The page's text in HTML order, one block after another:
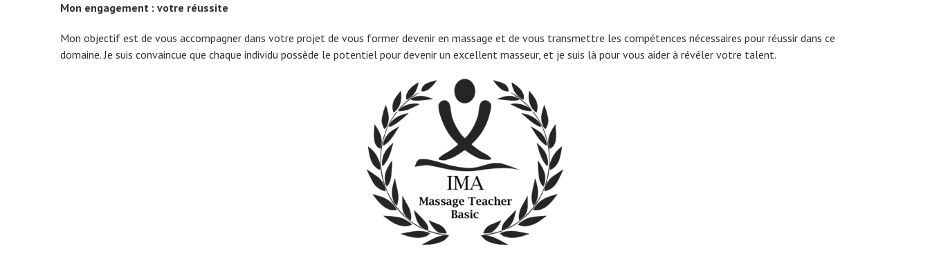
Mon engagement : votre réussite
Mon objectif est de vous accompagner dans votre projet de vous former devenir en massage et de vous transmettre les compétences nécessaires pour réussir dans ce
domaine. Je suis convaincue que chaque individu possède le potentiel pour devenir un excellent masseur, et je suis là pour vous aider à révéler votre talent.